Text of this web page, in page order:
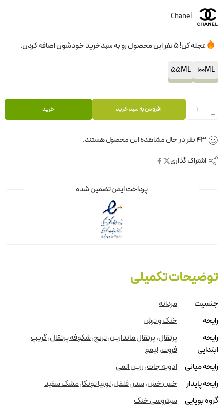
Chanel
عجله کن! 5 نفر این محصول رو به سبدخرید خودشون اضافه کردن.
100ML
55ML
افزودن به سبد خرید خرید
43نفردر حال مشاهده این محصول هستند.
اشتراک گذاری
پرداخت ایمن تضمین شده
توضیحات تکمیلی
جنسیت
مردانه
رایحه
خنک و ترش
رایحه
ابتدایی
پرتقال,پرتقال ماندارین,ترنج,شکوفه پرتقال,گریپ
فروت,لیمو
رایحه میانی
ادویه جات,رزین المی
رایحه پایدار
خس خس,سدر,فلفل,لوبیا تونکا,مشک سفید
گروه بویایی
سیتروسی خنک